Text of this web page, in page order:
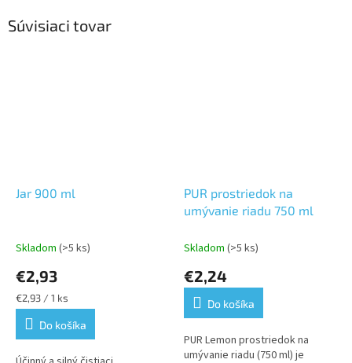
Súvisiaci tovar
Jar 900 ml
Skladom (>5 ks)
€2,93
Jednotková
cena:
€2,93 / 1 ks
Do košíka
PUR prostriedok na
umývanie riadu 750 ml
Skladom (>5 ks)
€2,24
Do košíka
PUR Lemon prostriedok na
umývanie riadu (750 ml) je